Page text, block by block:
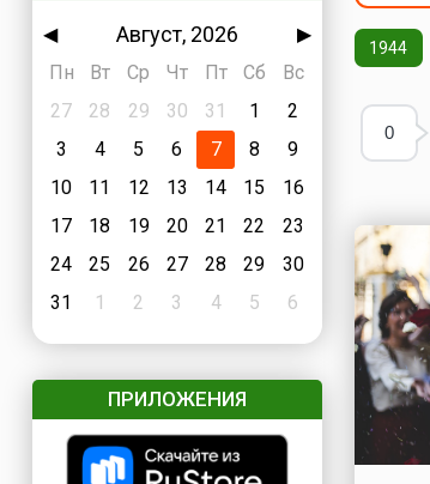
◀ Август, 2026
▶
Пн
Вт Ср Чт Пт Сб
Вс
27
28 29 30 31 1
2
3
4 5 6 7 8
9
10
11 12 13 14 15
16
17
18 19 20 21 22
23
24
25 26 27 28 29
30
31
1 2 3 4 5 6
ПРИЛОЖЕНИЯ
1944
0